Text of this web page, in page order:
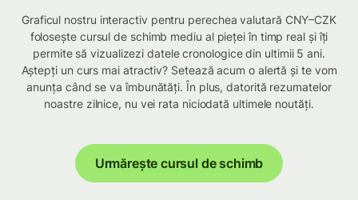
Graficul nostru interactiv pentru perechea valutară CNY–CZK
folosește cursul de schimb mediu al pieței în timp real și îți
permite să vizualizezi datele cronologice din ultimii 5 ani.
Aștepți un curs mai atractiv? Setează acum o alertă și te vom
anunța când se va îmbunătăți. În plus, datorită rezumatelor
noastre zilnice, nu vei rata niciodată ultimele noutăți.
Urmărește cursul de schimb